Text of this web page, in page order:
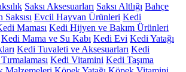
Saksı Aksesuarları Saksı Altlığı Bahçe
Evcil Hayvan Ürünleri Kedi
Maması Kedi Hijyen ve Bakım Ürünleri
Kedi Mama ve Su Kabı Kedi Evi Kedi Yatağı
Kedi Tuvaleti ve Aksesuarları Kedi
Kedi Vitamini Kedi Taşıma